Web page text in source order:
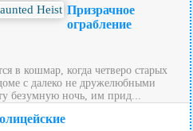
Призрачное
ограбление
в кошмар, когда четверо старых
с далеко не дружелюбными
безумную ночь, им прид...